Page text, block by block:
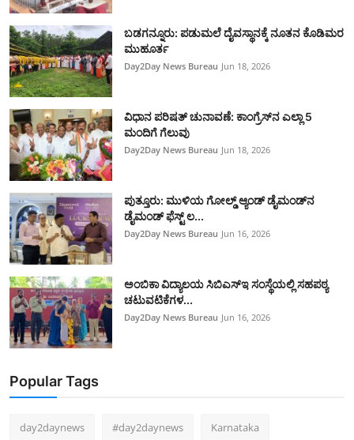
ಬಡಗನ್ನೂರು: ಪಡುಮಲೆ ದೈವಸ್ಥಾನಕ್ಕೆ ನೂತನ ಕೊಡಿಮರ
ಮುಹೂರ್ತ
Day2Day News Bureau Jun 18, 2026
ವಿಧಾನ ಪರಿಷತ್ ಚುನಾವಣೆ: ಕಾಂಗ್ರೆಸ್‌ನ ಎಲ್ಲಾ 5
ಮಂದಿಗೆ ಗೆಲುವು
Day2Day News Bureau Jun 18, 2026
ಪುತ್ತೂರು: ಮುಳಿಯ ಗೋಲ್ಡ್ ಆ್ಯಂಡ್ ಡೈಮಂಡ್‌ನ
ಡೈಮಂಡ್ ಫೆಸ್ಟ್‌ ಲ...
Day2Day News Bureau Jun 16, 2026
ಅಂಬಿಕಾ ವಿದ್ಯಾಲಯ ಸಿಬಿಎಸ್‌ಇ ಸಂಸ್ಥೆಯಲ್ಲಿ ಸಹಪಠ್ಯ
ಚಟುವಟಿಕೆಗಳ...
Day2Day News Bureau Jun 16, 2026
Popular Tags
day2daynews #day2daynews Karnataka